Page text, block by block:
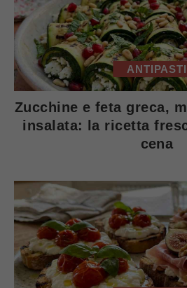
ANTIPASTI
Zucchine e feta greca,
insalata: la ricetta
cena